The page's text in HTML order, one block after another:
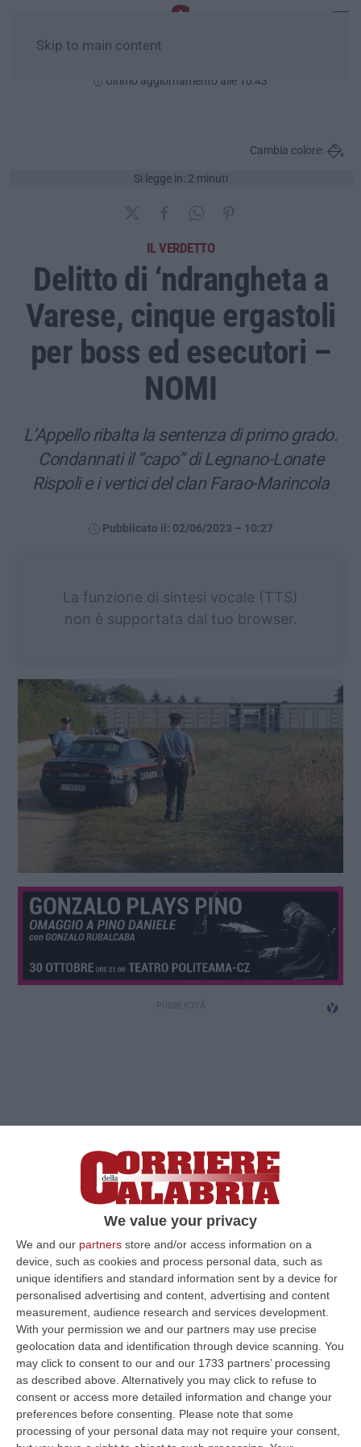
We value your privacy
We and our partners store and/or access information on a
device, such as cookies and process personal data, such as
unique identifiers and standard information sent by a device for
personalised advertising and content, advertising and content
measurement, audience research and services development.
With your permission we and our partners may use precise
geolocation data and identification through device scanning. You
may click to consent to our and our 1733 partners’ processing
as described above. Alternatively you may click to refuse to
consent or access more detailed information and change your
preferences before consenting.
Please note that some
processing of your personal data may not require your consent,
Skip to main content
Ultimo aggiornamento alle 10:43
Si legge in: 2 minuti
Cambia colore:
IL VERDETTO
Delitto di ‘ndrangheta a
Varese, cinque ergastoli
per boss ed esecutori –
NOMI
L’Appello ribalta la sentenza di primo grado.
Condannati il “capo” di Legnano-Lonate
Rispoli e i vertici del clan Farao-Marincola
Pubblicato il: 02/06/2023 – 10:27
La funzione di sintesi vocale (TTS)
non è supportata dal tuo browser.
Clicca e segui “Corriere della Calabria” su Google News
MILANO Cinque ergastoliper l’omicidio di
Cataldo Aloisio, ucciso il 26 settembre del